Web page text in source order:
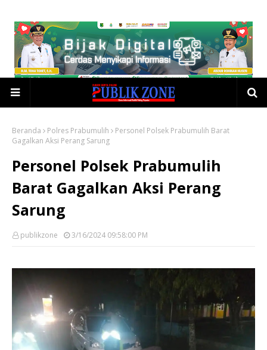
Beranda Polres Prabumulih
Personel Polsek Prabumulih Barat
Gagalkan Aksi Perang Sarung
Personel Polsek Prabumulih
Barat Gagalkan Aksi Perang
Sarung
publikzone 3/16/2024 09:58:00 PM